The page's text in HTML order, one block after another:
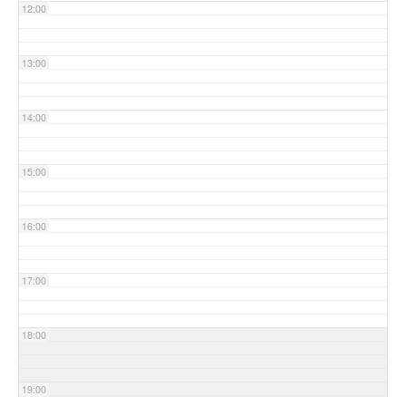
12:00
13:00
14:00
15:00
16:00
17:00
18:00
19:00